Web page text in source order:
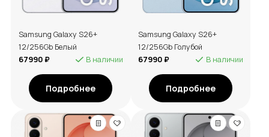
Samsung Galaxy S26+
12/256Gb Белый
67990 ₽
В наличии
Подробнее
Samsung Galaxy S26+
12/256Gb Голубой
67990 ₽
В наличии
Подробнее